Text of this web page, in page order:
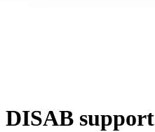
DISAB support